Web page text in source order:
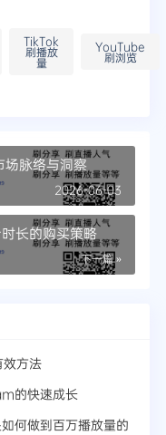
TikTok
刷播放
量
YouTube
刷浏览
脉络与洞察
2026-06-03
长的购买策略
下一篇 »
方法
的快速成长
何做到百万播放量的